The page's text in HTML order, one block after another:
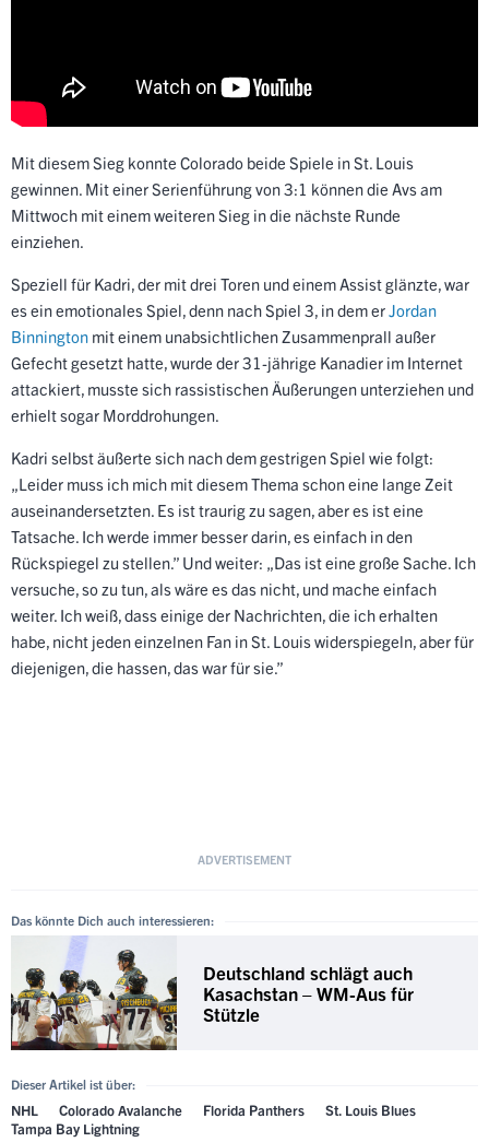
Mit diesem Sieg konnte Colorado beide Spiele in St. Louis
gewinnen. Mit einer Serienführung von 3:1 können die Avs am
Mittwoch mit einem weiteren Sieg in die nächste Runde
einziehen.
Speziell für Kadri, der mit drei Toren und einem Assist glänzte, war
es ein emotionales Spiel, denn nach Spiel 3, in dem er Jordan
Binnington mit einem unabsichtlichen Zusammenprall außer
Gefecht gesetzt hatte, wurde der 31-jährige Kanadier im Internet
attackiert, musste sich rassistischen Äußerungen unterziehen und
erhielt sogar Morddrohungen.
Kadri selbst äußerte sich nach dem gestrigen Spiel wie folgt:
„Leider muss ich mich mit diesem Thema schon eine lange Zeit
auseinandersetzten. Es ist traurig zu sagen, aber es ist eine
Tatsache. Ich werde immer besser darin, es einfach in den
Rückspiegel zu stellen.” Und weiter: „Das ist eine große Sache. Ich
versuche, so zu tun, als wäre es das nicht, und mache einfach
weiter. Ich weiß, dass einige der Nachrichten, die ich erhalten
habe, nicht jeden einzelnen Fan in St. Louis widerspiegeln, aber für
diejenigen, die hassen, das war für sie.”
Das könnte Dich auch interessieren:
Deutschland schlägt auch
Kasachstan – WM-Aus für
Stützle
Dieser Artikel ist über:
NHL Colorado Avalanche Florida Panthers
St. Louis Blues
Tampa Bay Lightning